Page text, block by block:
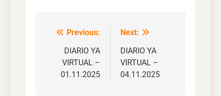
Navegación
entradas
Previous:
DIARIO YA
VIRTUAL –
01.11.2025
Next:
DIARIO YA
VIRTUAL –
04.11.2025